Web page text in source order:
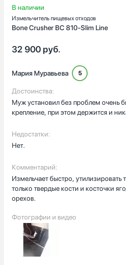
В наличии
Измельчитель пищевых отходов
Bone Crusher BC 810-Slim Line
32 900 руб.
Мария Муравьева 5
Достоинства:
Муж установил без проблем очень
крепление, при этом держится и
Недостатки:
Нет.
Комментарий:
Измельчает быстро, утилизировать
только твердые кости и косточки
орехов.
Фотографии и видео